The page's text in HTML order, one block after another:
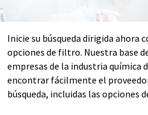
Inicie su búsqueda dirigida ahora
opciones de filtro. Nuestra base
empresas de la industria química
encontrar fácilmente el
búsqueda, incluidas las opciones